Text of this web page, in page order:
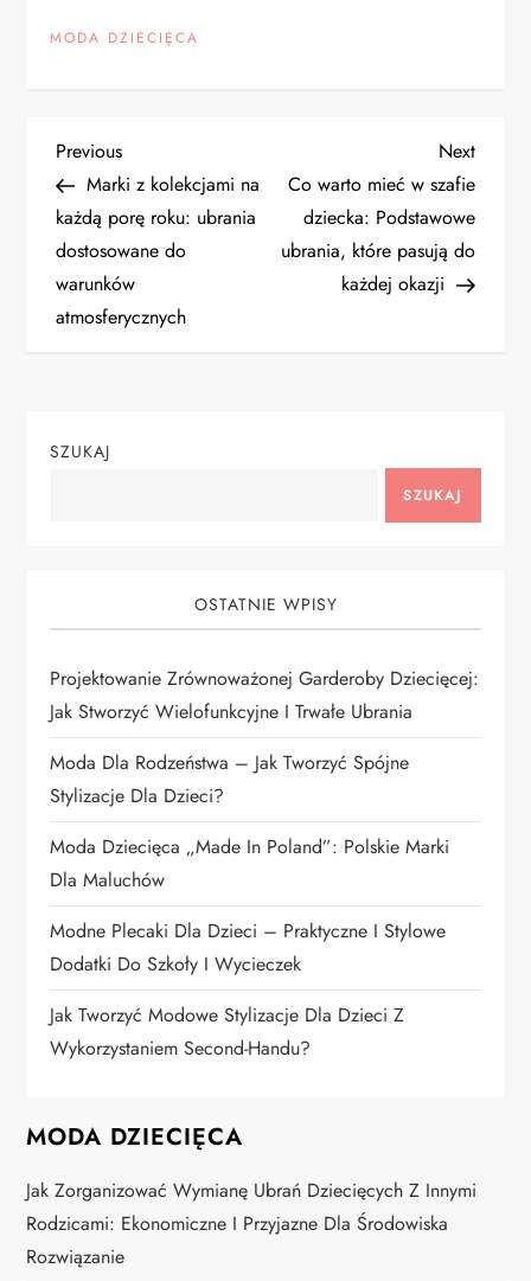
MODA DZIECIĘCA
N
a
w
i
a
w
p
i
s
u
Previous
Post
Previous
Marki z kolekcjami na
każdą porę roku: ubrania
dostosowane do
warunków
atmosferycznych
Next
Post
Next
Co warto mieć w szafie
dziecka: Podstawowe
ubrania, które pasują do
każdej okazji
SZUKAJ
SZUKAJ
OSTATNIE WPISY
Projektowanie Zrównoważonej Garderoby Dziecięcej:
Jak Stworzyć Wielofunkcyjne I Trwałe Ubrania
Moda Dla Rodzeństwa – Jak Tworzyć Spójne
Stylizacje Dla Dzieci?
Moda Dziecięca „Made In Poland”: Polskie Marki
Dla Maluchów
Modne Plecaki Dla Dzieci – Praktyczne I Stylowe
Dodatki Do Szkoły I Wycieczek
Jak Tworzyć Modowe Stylizacje Dla Dzieci Z
Wykorzystaniem Second-Handu?
MODA DZIECIĘCA
Jak Zorganizować Wymianę Ubrań Dziecięcych Z Innymi
Rodzicami: Ekonomiczne I Przyjazne Dla Środowiska
Rozwiązanie